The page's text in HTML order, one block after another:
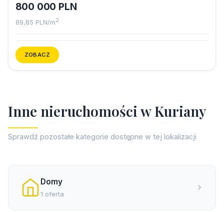
800 000 PLN
89,85 PLN/m2
ZOBACZ
Inne nieruchomości w Kuriany
Sprawdź pozostałe kategorie dostępne w tej lokalizacji
Domy
1 oferta